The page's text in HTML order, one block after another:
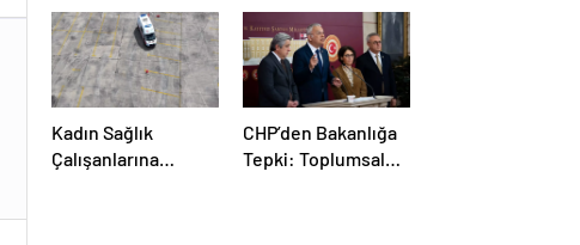
Kadın Sağlık
Çalışanlarına
CHP’den Bakanlığa
Tepki: Toplumsal